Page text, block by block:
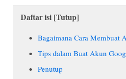
Daftar isi [Tutup]
Bagaimana Cara Membuat
Tips dalam Buat Akun
Penutup